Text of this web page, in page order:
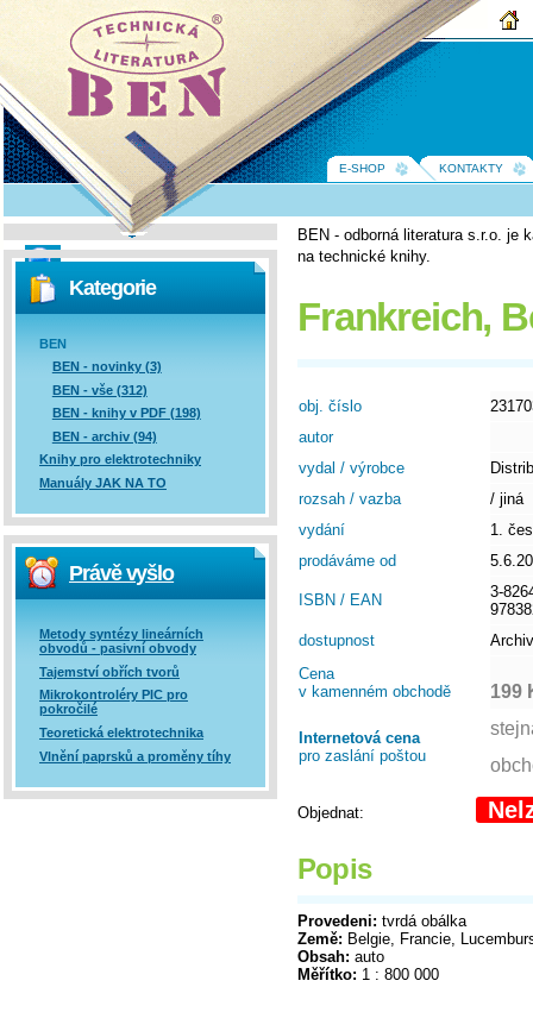
BEN -
technická
literatura
BEN - odborná literatura s.r.o. je
na technické knihy.
Frankreich,
obj. číslo
autor
vydal / výrobce
rozsah / vazba
/ jiná
vydání
1.
prodáváme od
ISBN / EAN
3-
dostupnost
Archiv
Cena
v kamenném obchodě
199
Internetová cena
pro zaslání poštou
Objednat:
Popis
Provedeni: tvrdá obálka
Země: Belgie, Francie,
Obsah: auto
Měřítko: 1 : 800 000
Vyhledávání
Kategorie
BEN
BEN - novinky (3)
BEN - vše (312)
BEN - knihy v PDF (198)
BEN - archiv (94)
Knihy pro elektrotechniky
Manuály JAK NA TO
Právě vyšlo
Metody syntézy lineárních
obvodů - pasivní obvody
Tajemství obřích tvorů
Mikrokontroléry PIC pro
pokročilé
Teoretická elektrotechnika
Vlnění paprsků a proměny tíhy
E-SHOP KONTAKTY